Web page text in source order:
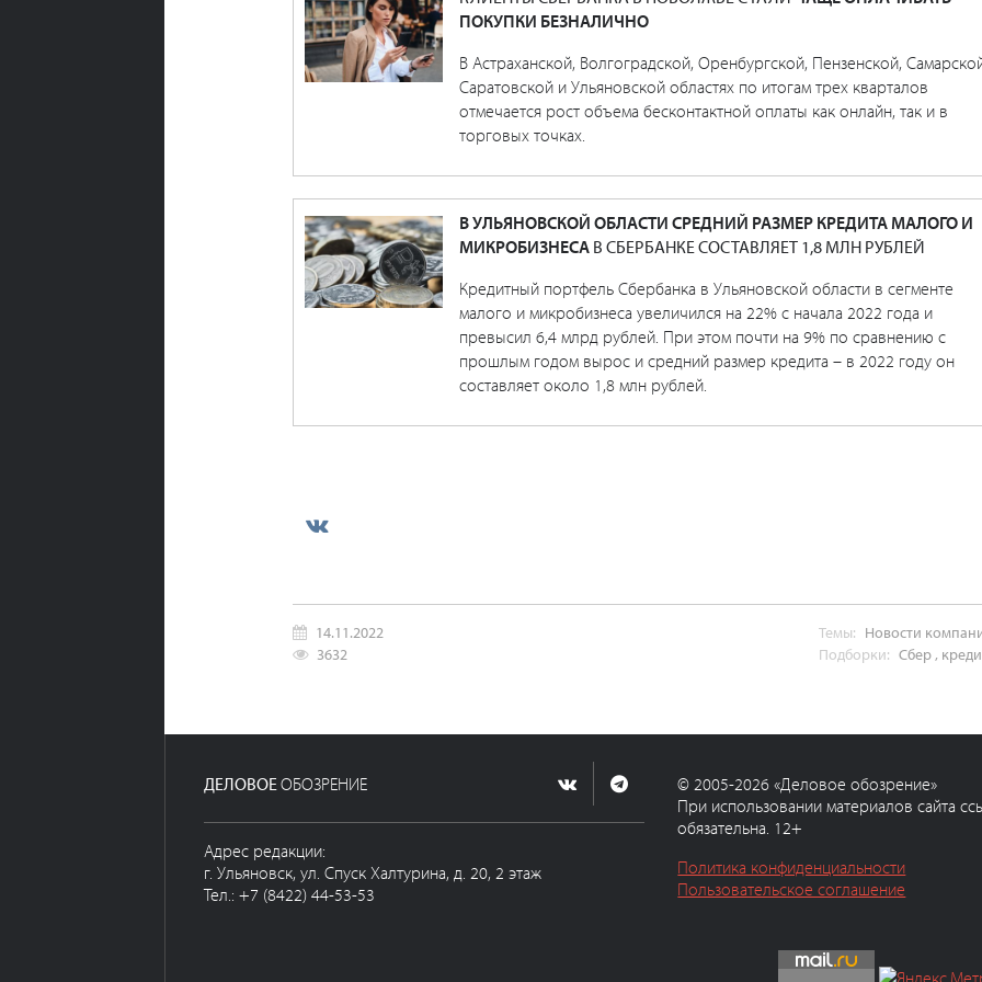
ПОКУПКИ БЕЗНАЛИЧНО
В Астраханской, Волгоградской, Оренбургской, Пензенской,
Саратовской и Ульяновской областях по итогам трех кварталов
отмечается рост объема бесконтактной оплаты как онлайн, так и в
торговых точках.
В УЛЬЯНОВСКОЙ ОБЛАСТИ СРЕДНИЙ РАЗМЕР КРЕДИТА МАЛОГО И
МИКРОБИЗНЕСАВ СБЕРБАНКЕ СОСТАВЛЯЕТ 1,8 МЛН РУБЛЕЙ
Кредитный портфель Сбербанка в Ульяновской области в сегменте
малого и микробизнеса увеличился на 22% с начала 2022 года и
превысил 6,4 млрд рублей. При этом почти на 9% по сравнению с
прошлым годом вырос и средний размер кредита – в 2022 году он
составляет около 1,8 млн рублей.
14.11.2022
3632
Темы: Новости
Подборки: Сбер,
ДЕЛОВОЕОБОЗРЕНИЕ
Адрес редакции:
г. Ульяновск, ул. Спуск Халтурина, д. 20, 2 этаж
Тел.: +7 (8422) 44-53-53
© 2005-2026 «Деловое обозрение»
При использовании материалов сайта
обязательна. 12+
Политика конфиденциальности
Пользовательское соглашение